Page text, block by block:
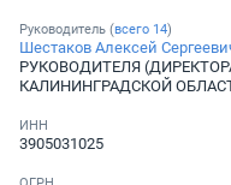
Руководитель (всего 14)
Шестаков Алексей
РУКОВОДИТЕЛЯ
КАЛИНИНГРАДСКОЙ
ИНН
3905031025